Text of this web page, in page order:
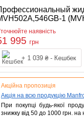
1
наявність
995 грн
+ 1 039 ₴ - Кешбек
Акційна пропозиція
Акція на всю продукцію
При покупці будь-якої
знижку від 50 до 1000 грн. на